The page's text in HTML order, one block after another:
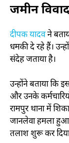
जमीन
दीपक यादवने
धमकी दे रहे हैं।
संदेह जताया है।
उन्होंने बताया कि
और उनके
रामपुर थाना में
जानलेवा हमला
तलाश शुरू कर